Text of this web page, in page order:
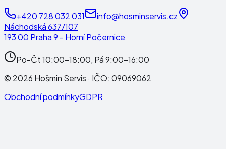
+420 728 032 031
info@hosminservis.cz
Náchodská 637/107
193 00 Praha 9 - Horní Počernice
Po-Čt 10:00-18:00, Pá 9:00-16:00
© 2026 Hošmin Servis · IČO: 09069062
Obchodní podmínkyGDPR